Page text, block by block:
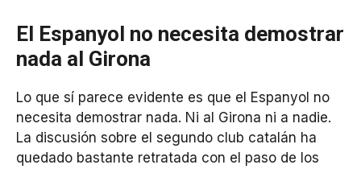
El Espanyol no necesita demostrar
nada al Girona
Lo que sí parece evidente es que el Espanyol no
necesita demostrar nada. Ni al Girona ni a nadie.
La discusión sobre el segundo club catalán ha
quedado bastante retratada con el paso de los